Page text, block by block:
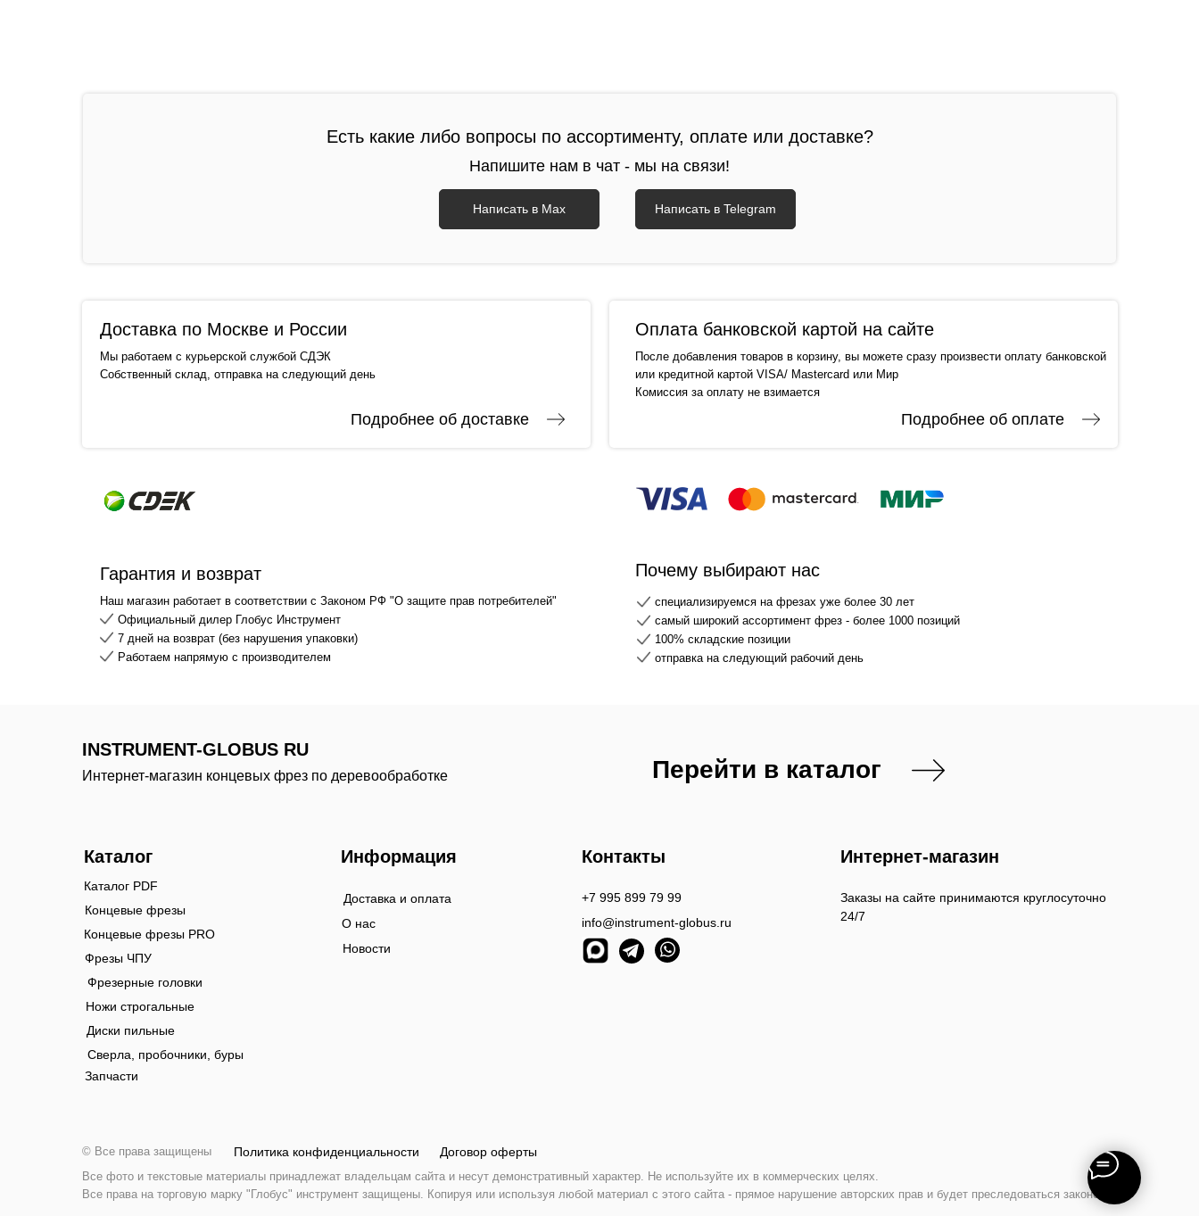
Есть какие либо вопросы по ассортименту, оплате или доставке?
Напишите нам в чат - мы на связи!
Написать в Max Написать в Telegram
Доставка по Москве и России
Мы работаем с курьерской службой СДЭК
Собственный склад, отправка на следующий день
Подробнее об доставке
Оплата банковской картой на сайте
После добавления товаров в корзину, вы можете сразу произвести оплату банковской
или кредитной картой VISA/ Mastercard или Мир
Комиссия за оплату не взимается
Подробнее об оплате
Гарантия и возврат
Наш магазин работает в соответствии с Законом РФ "О защите прав потребителей"
Почему выбирают нас
специализируемся на фрезах уже более 30 лет
самый широкий ассортимент фрез - более 1000 позиций
100% складские позиции
отправка на следующий рабочий день
Официальный дилер Глобус Инструмент
7 дней на возврат (без нарушения упаковки)
Работаем напрямую с производителем
Заказы на сайте принимаются круглосуточно
24/7
Каталог Информация Контакты
+7 995 899 79 99
info@instrument-globus.ru
Интернет-магазин
Концевые фрезы
Каталог PDF
Концевые фрезы PRO
Фрезы ЧПУ
Фрезерные головки
Ножи строгальные
Диски пильные
Сверла, пробочники, буры
Запчасти
Доставка и оплата
О нас
Новости
INSTRUMENT-GLOBUS RU
© Все права защищены Политика конфиденциальности Договор оферты
Интернет-магазин концевых фрез по деревообработке Перейти в каталог
Все фото и текстовые материалы принадлежат владельцам сайта и несут демонстративный характер. Не используйте их в коммерческих целях.
Все права на торговую марку "Глобус" инструмент защищены. Копируя или используя любой материал с этого сайта - прямое нарушение авторских прав и будет преследоваться законом.